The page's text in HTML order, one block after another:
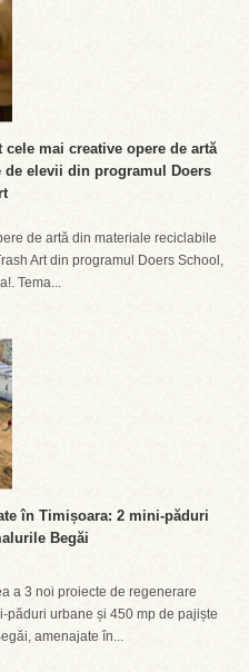
cele mai creative opere de artă
elevii din programul Doers
de artă din materiale reciclabile
Art din programul Doers School,
Tema...
în Timișoara: 2 mini-păduri
Begăi
a 3 noi proiecte de regenerare
urbane și 450 mp de pajiște
amenajate în...